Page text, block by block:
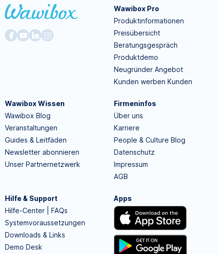
Wawibox Pro
Produktinformationen
Preisübersicht
Beratungsgespräch
Produktdemo
Neugründer Angebot
Kunden werben Kunden
Wawibox Wissen
Wawibox Blog
Veranstaltungen
Guides & Leitfäden
Newsletter abonnieren
Unser Partnernetzwerk
Firmeninfos
Über uns
Karriere
People & Culture Blog
Datenschutz
Impressum
AGB
Hilfe & Support
Hilfe-Center | FAQs
Systemvoraussetzungen
Downloads & Links
Demo Desk
Apps